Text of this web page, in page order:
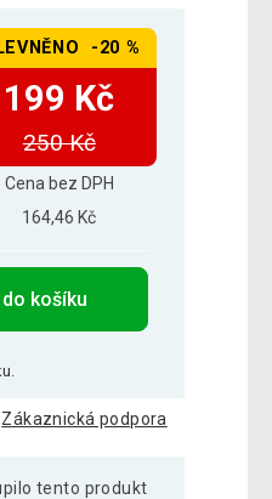
-20 %
199 Kč
250 Kč
Cena bez DPH
164,46 Kč
košíku
Zákaznická podpora
tento produkt